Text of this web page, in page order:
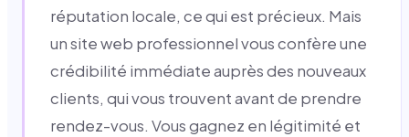
réputation locale, ce qui est précieux. Mais
un site web professionnel vous confère une
crédibilité immédiate auprès des nouveaux
clients, qui vous trouvent avant de prendre
rendez-vous. Vous gagnez en légitimité et